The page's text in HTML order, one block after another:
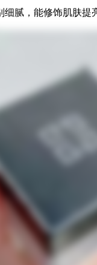
腻，能修饰肌肤提